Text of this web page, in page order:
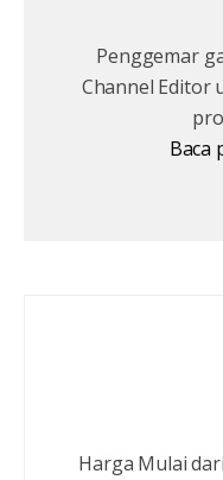
Penggemar
Channel Editor
Baca
Harga Mulai